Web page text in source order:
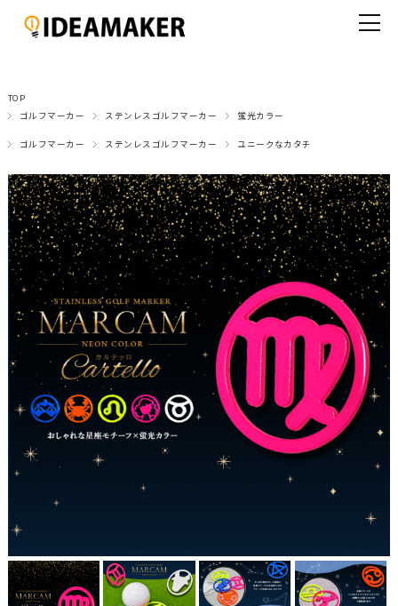
TOP
ゴルフマーカー
ステンレスゴルフマーカー 蛍光カラー
ゴルフマーカー ステンレスゴルフマーカー ユニークなカタチ